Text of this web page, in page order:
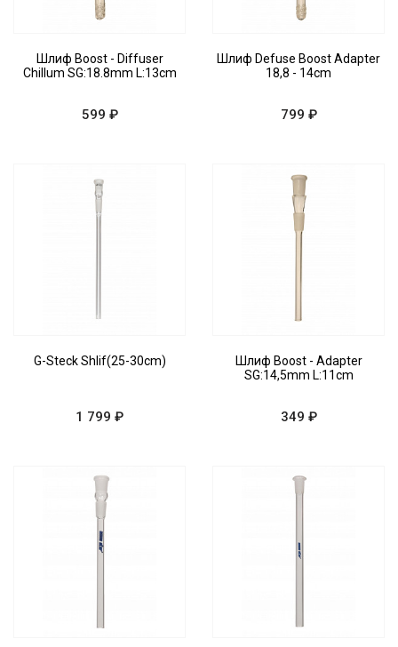
Шлиф Boost - Diffuser
Chillum SG:18.8mm L:13cm
599 ₽
Шлиф Defuse Boost Adapter
18,8 - 14cm
799 ₽
G-Steck Shlif(25-30cm)
1 799 ₽
Шлиф Boost - Adapter
SG:14,5mm L:11cm
349 ₽